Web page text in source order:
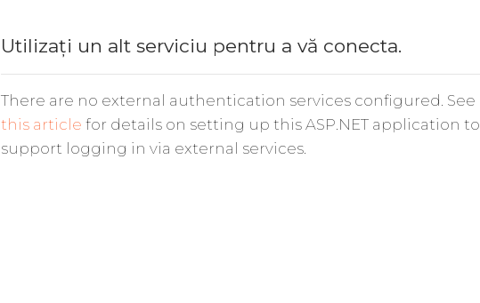
Utilizați un alt serviciu pentru a vă conecta.
There are no external authentication services configured. See
this article for details on setting up this ASP.NET application to
support logging in via external services.